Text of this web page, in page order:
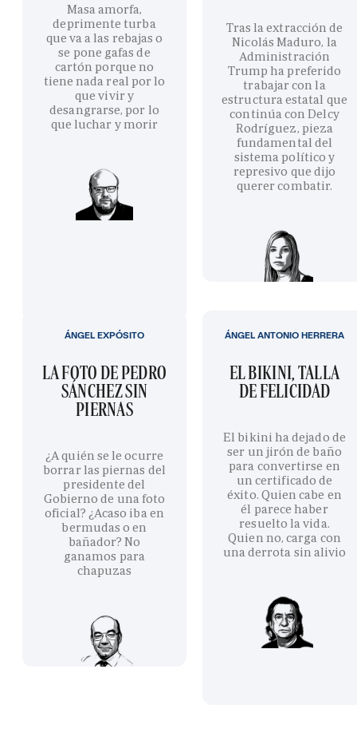
Masa amorfa,
deprimente turba
que va a las rebajas o
se pone gafas de
cartón porque no
tiene nada real por lo
que vivir y
desangrarse, por lo
que luchar y morir
Tras la extracción de
Nicolás Maduro, la
Administración
Trump ha preferido
trabajar con la
estructura estatal que
continúa con Delcy
Rodríguez, pieza
fundamental del
sistema político y
represivo que dijo
querer combatir.
LA FOTO DE PEDRO
SÁNCHEZ SIN
PIERNAS
¿A quién se le ocurre
borrar las piernas del
presidente del
Gobierno de una foto
oficial? ¿Acaso iba en
bermudas o en
bañador? No
ganamos para
chapuzas
ÁNGEL EXPÓSITO
EL BIKINI, TALLA
DE FELICIDAD
El bikini ha dejado de
ser un jirón de baño
para convertirse en
un certificado de
éxito. Quien cabe en
él parece haber
resuelto la vida.
Quien no, carga con
una derrota sin alivio
ÁNGEL ANTONIO HERRERA